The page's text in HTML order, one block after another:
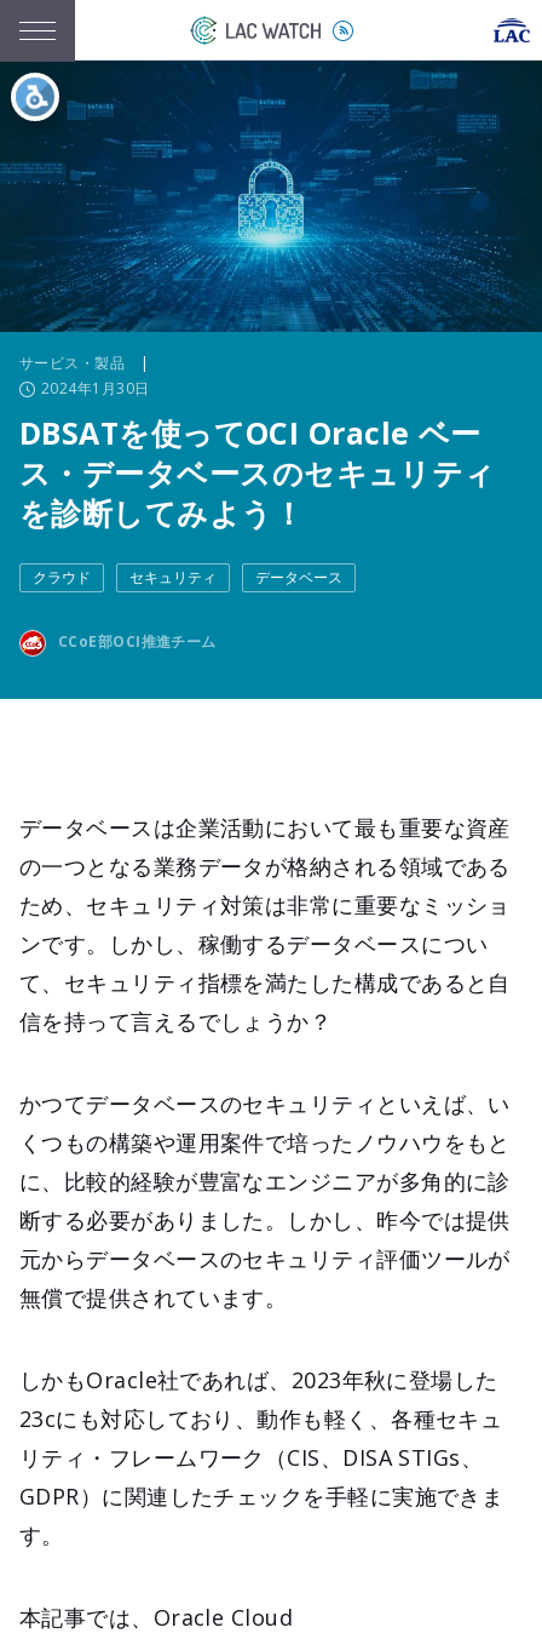
サービス・製品 |
2024年1月30日
DBSATを使ってOCI Oracle ベー
ス・データベースのセキュリティ
を診断してみよう！
クラウド セキュリティ データベース
CCoE部OCI推進チーム
データベースは企業活動において最も重要な資産
の一つとなる業務データが格納される領域である
ため、セキュリティ対策は非常に重要なミッショ
ンです。しかし、稼働するデータベースについ
て、セキュリティ指標を満たした構成であると自
信を持って言えるでしょうか？
かつてデータベースのセキュリティといえば、い
くつもの構築や運用案件で培ったノウハウをもと
に、比較的経験が豊富なエンジニアが多角的に診
断する必要がありました。しかし、昨今では提供
元からデータベースのセキュリティ評価ツールが
無償で提供されています。
しかもOracle社であれば、2023年秋に登場した
23cにも対応しており、動作も軽く、各種セキュ
リティ・フレームワーク（CIS、DISA STIGs、
GDPR）に関連したチェックを手軽に実施できま
す。
本記事では、Oracle Cloud